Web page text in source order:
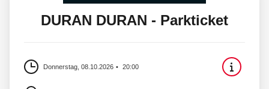
DURAN DURAN - Parkticket
Donnerstag, 08.10.2026 20:00